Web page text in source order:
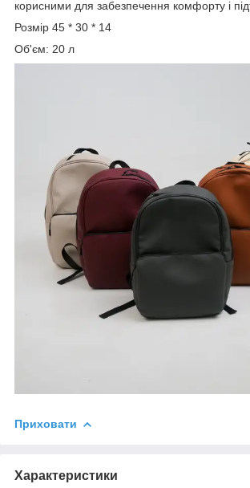
корисними для забезпечення комфорту і
Розмір 45 * 30 * 14
Об'єм: 20 л
Приховати
Характеристики